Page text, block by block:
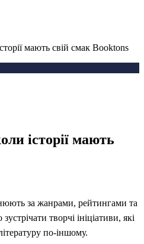
мають свій смак Booktons
історії мають
за жанрами, рейтингами та
творчі ініціативи, які
по-іншому.